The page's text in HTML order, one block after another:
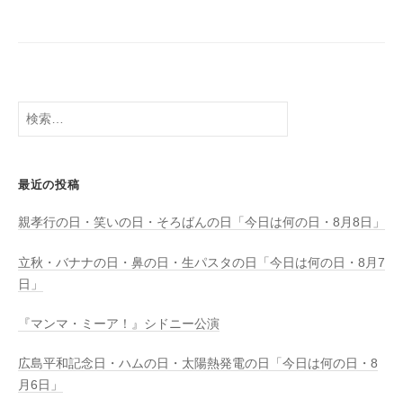
検
索:
最近の投稿
親孝行の日・笑いの日・そろばんの日「今日は何の日・8月8日」
立秋・バナナの日・鼻の日・生パスタの日「今日は何の日・8月7
日」
『マンマ・ミーア！』シドニー公演
広島平和記念日・ハムの日・太陽熱発電の日「今日は何の日・8
月6日」